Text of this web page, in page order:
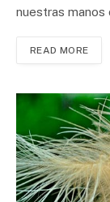
nuestras manos
READ MORE